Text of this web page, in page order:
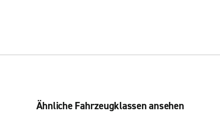
Ähnliche Fahrzeugklassen ansehen